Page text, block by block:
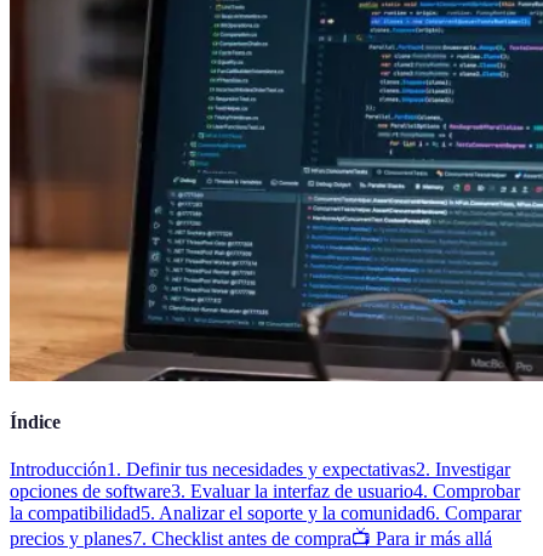
Índice
Introducción1. Definir tus necesidades y expectativas2. Investigar
opciones de software3. Evaluar la interfaz de usuario4. Comprobar
la compatibilidad5. Analizar el soporte y la comunidad6. Comparar
precios y planes7. Checklist antes de compra📺 Para ir más allá